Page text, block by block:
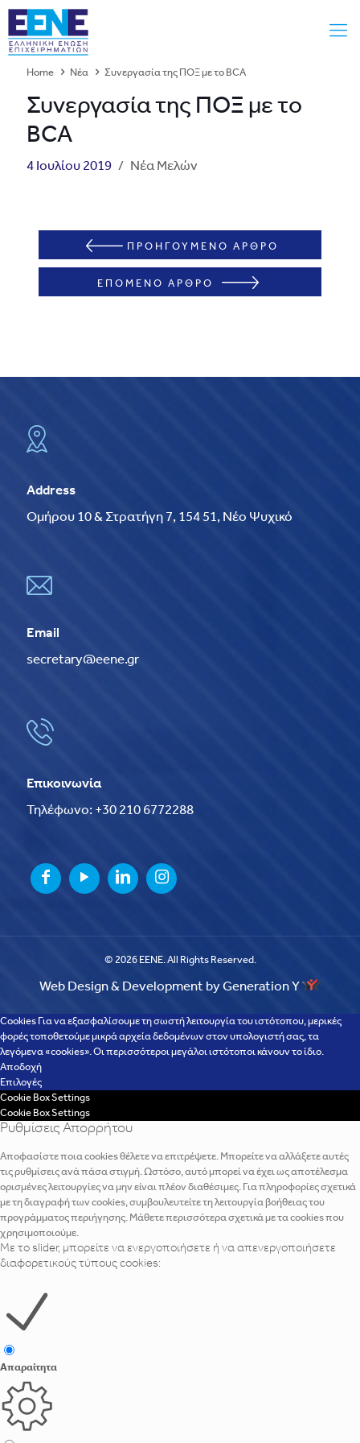
Home Νέα Συνεργασία της ΠΟΞ με το BCΑ
Συνεργασία της ΠΟΞ με το
BCΑ
4 Ιουλίου 2019 / Νέα Μελών
ΠΡΟΗΓΟΥΜΕΝΟ ΑΡΘΡΟ
ΕΠΟΜΕΝΟ ΑΡΘΡΟ
Address
Ομήρου 10 & Στρατήγη 7, 154 51, Νέο Ψυχικό
Email
secretary@eene.gr
Επικοινωνία
Τηλέφωνο: +30 210 6772288
© 2026 EENE. All Rights Reserved.
Web Design & Development by Generation Y
Cookies Για να εξασφαλίσουμε τη σωστή λειτουργία του ιστότοπου, μερικές
φορές τοποθετούμε μικρά αρχεία δεδομένων στον υπολογιστή σας, τα
λεγόμενα «cookies». Οι περισσότεροι μεγάλοι ιστότοποι κάνουν το ίδιο.
Αποδοχή
Επιλογές
Cookie Box Settings
Cookie Box Settings
Ρυθμίσεις Απορρήτου
Αποφασίστε ποια cookies θέλετε να επιτρέψετε. Μπορείτε να αλλάξετε αυτές
τις ρυθμίσεις ανά πάσα στιγμή. Ωστόσο, αυτό μπορεί να έχει ως αποτέλεσμα
ορισμένες λειτουργίες να μην είναι πλέον διαθέσιμες. Για πληροφορίες σχετικά
με τη διαγραφή των cookies, συμβουλευτείτε τη λειτουργία βοήθειας του
προγράμματος περιήγησης. Μάθετε περισσότερα σχετικά με τα cookies που
χρησιμοποιούμε.
Με το slider, μπορείτε να ενεργοποιήσετε ή να απενεργοποιήσετε
διαφορετικούς τύπους cookies:
Απαραίτητα